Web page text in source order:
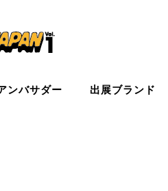
ンバサダー 出展ブランド